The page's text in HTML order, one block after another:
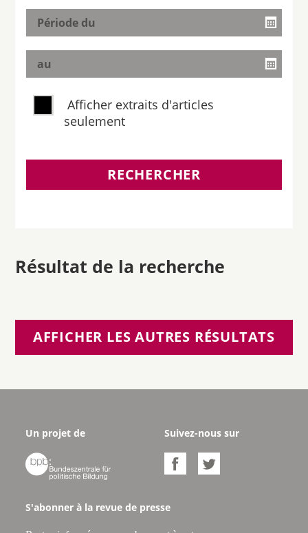
Afficher extraits d'articles
seulement
RECHERCHER
Résultat de la recherche
AFFICHER LES AUTRES RÉSULTATS
Un projet de

Suivez-nous sur
 
S'abonner à la revue de presse